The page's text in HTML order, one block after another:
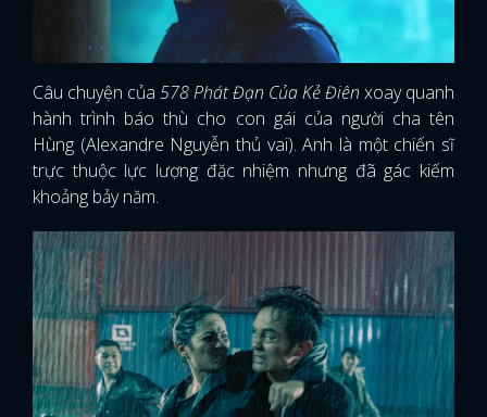
Câu chuyện của 578 Phát Đạn Của Kẻ Điên xoay quanh
hành trình báo thù cho con gái của người cha tên
Hùng (Alexandre Nguyễn thủ vai). Anh là một chiến sĩ
trực thuộc lực lượng đặc nhiệm nhưng đã gác kiếm
khoảng bảy năm.